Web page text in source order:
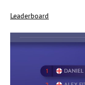
Leaderboard